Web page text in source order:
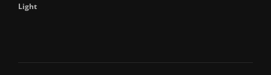
Light